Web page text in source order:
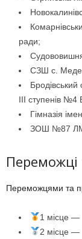
ради;
СЗШ с.
Бродівський
ІІІ ступенів
Гімназія
ЗОШ №87
Переможці
Переможцями та
1 місце —
2 місце —